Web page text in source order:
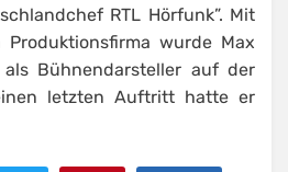
RTL Hörfunk”. Mit
wurde Max
Bühnendarsteller auf der
letzten Auftritt hatte er